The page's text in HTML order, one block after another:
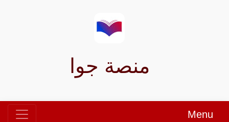
منصة جوا
Menu